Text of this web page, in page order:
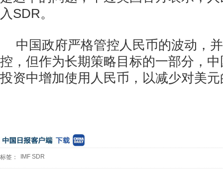
入SDR。
中国政府严格管控人民币的波动，
控，但作为长期策略目标的一部分，
投资中增加使用人民币，以减少对美
标签： IMF SDR